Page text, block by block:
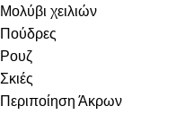
Μολύβι χειλιών
Πούδρες
Ρουζ
Σκιές
Περιποίηση Άκρων